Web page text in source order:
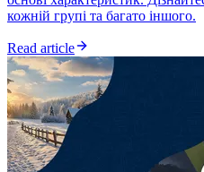
кожній групі та багато іншого.
Read article